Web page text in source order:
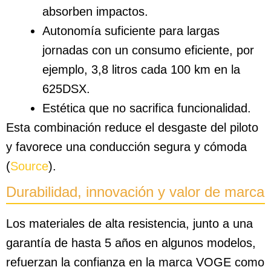
absorben impactos.
Autonomía suficiente para largas
jornadas con un consumo eficiente, por
ejemplo, 3,8 litros cada 100 km en la
625DSX.
Estética que no sacrifica funcionalidad.
Esta combinación reduce el desgaste del piloto
y favorece una conducción segura y cómoda
(Source).
Durabilidad, innovación y valor de marca
Los materiales de alta resistencia, junto a una
garantía de hasta 5 años en algunos modelos,
refuerzan la confianza en la marca VOGE como